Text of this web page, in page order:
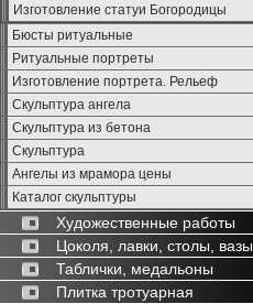
Изготовление статуи Богородицы
Бюсты ритуальные
Ритуальные портреты
Изготовление портрета. Рельеф
Скульптура ангела
Скульптура из бетона
Скульптура
Ангелы из мрамора цены
Каталог скульптуры
Художественные работы
Цоколя, лавки, столы, вазы
Таблички, медальоны
Плитка тротуарная